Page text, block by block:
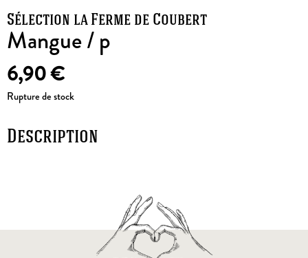
Sélection la Ferme de Coubert
Mangue / p
6,90€
Rupture de stock
Description